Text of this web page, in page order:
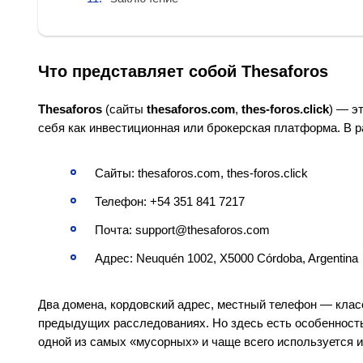
Что представляет собой Thesaforos
Thesaforos (сайты thesaforos.com, thes-foros.click) —
себя как инвестиционная или брокерская платформа.
Сайты: thesaforos.com, thes-foros.click
Телефон: +54 351 841 7217
Почта: support@thesaforos.com
Адрес: Neuquén 1002, X5000 Córdoba, Argentina
Два домена, кордовский адрес, местный телефон —
предыдущих расследованиях. Но здесь есть
одной из самых «мусорных» и чаще всего используется